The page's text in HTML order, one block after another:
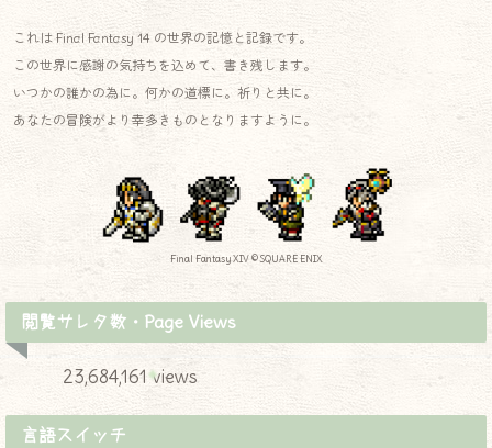
これは Final Fantasy 14 の世界の記憶と記録です。
この世界に感謝の気持ちを込めて、書き残します。
いつかの誰かの為に。何かの道標に。祈りと共に。
あなたの冒険がより幸多きものとなりますように。
Final Fantasy XIV © SQUARE ENIX
閲覧サレタ数・Page Views
23,684,161 views
言語スイッチ